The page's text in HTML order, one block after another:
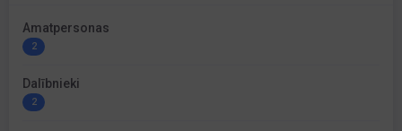
Amatpersonas
2
Dalībnieki
2